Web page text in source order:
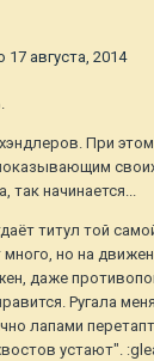
17 августа, 2014
При
так начинается...
титул той
много, но на
даже
Ругала
лапами
устают".